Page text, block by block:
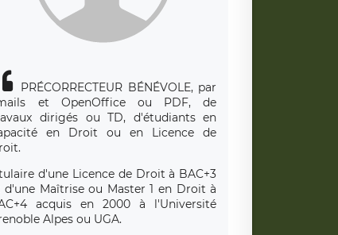
PRÉCORRECTEUR BÉNÉVOLE, par
et OpenOffice ou PDF, de
dirigés ou TD, d'étudiants en
en Droit ou en Licence de
d'une Licence de Droit à BAC+3
d'une Maîtrise ou Master 1 en Droit à
acquis en 2000 à l'Université
Alpes ou UGA.